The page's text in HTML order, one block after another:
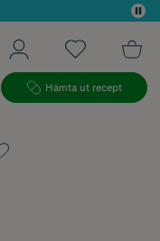
Hämta ut recept